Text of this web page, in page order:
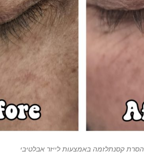
הסרת קסנתלזמה באמצעות לייזר אבלטיבי